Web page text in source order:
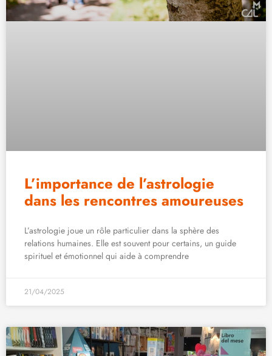
L’importance de l’astrologie
dans les rencontres amoureuses
L’astrologie joue un rôle particulier dans la sphère des
relations humaines. Elle est souvent pour certains, un guide
spirituel et émotionnel qui aide à comprendre
21/04/2025